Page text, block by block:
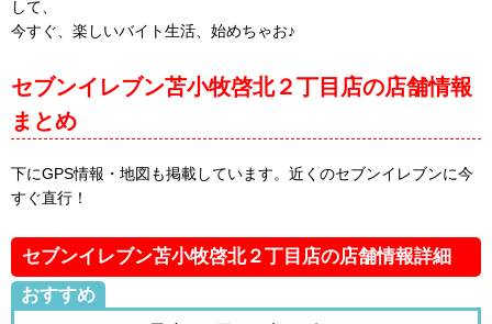
して、
今すぐ、楽しいバイト生活、始めちゃお♪
セブンイレブン苫小牧啓北２丁目店の店舗情報
まとめ
下にGPS情報・地図も掲載しています。近くのセブンイレブンに今
すぐ直行！
セブンイレブン苫小牧啓北２丁目店の店舗情報詳細
おすすめ